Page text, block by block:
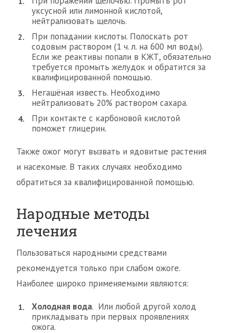
уксусной или лимонной кислотой,
нейтрализовать щелочь.
При попадании кислоты. Полоскать рот
содовым раствором (1 ч. л. на 600 мл воды).
Если же реактивы попали в КЖТ, обязательно
требуется промыть желудок и обратится за
квалифицированной помощью.
Негашёная известь. Необходимо
нейтрализовать 20% раствором сахара.
При контакте с карбоновой кислотой
поможет глицерин.
Также ожог могут вызвать и ядовитые растения
и насекомые. В таких случаях необходимо
обратиться за квалифицированной помощью.
Народные методы
лечения
Пользоваться народными средствами
рекомендуется только при слабом ожоге.
Наиболее широко применяемыми являются:
Холодная вода. Или любой другой холод
прикладывать при первых проявлениях
ожога.